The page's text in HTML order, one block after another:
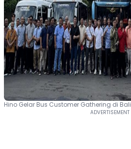
Hino Gelar Bus Customer Gathering di Bali